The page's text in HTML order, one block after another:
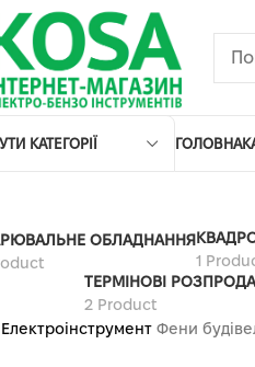
КАТЕГОРІЇ ГОЛОВНА
ОБЛАДНАННЯ
1
ТЕРМІНОВІ
2 Product
Електроінструмент Фени